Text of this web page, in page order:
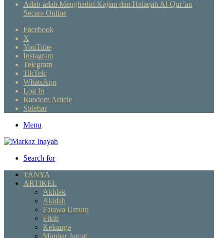
Adab-adab Menghadiri Kajian dan Halaqah Al-Qur’an
Secara Online
Facebook
X
YouTube
Instagram
Telegram
TikTok
WhatsApp
Log In
Random Article
Sidebar
Menu
Search for
TANYA
ARTIKEL
Akhlak
Akidah
Fatawa Umum
Fikih
Keluarga
Mimbar Jumat